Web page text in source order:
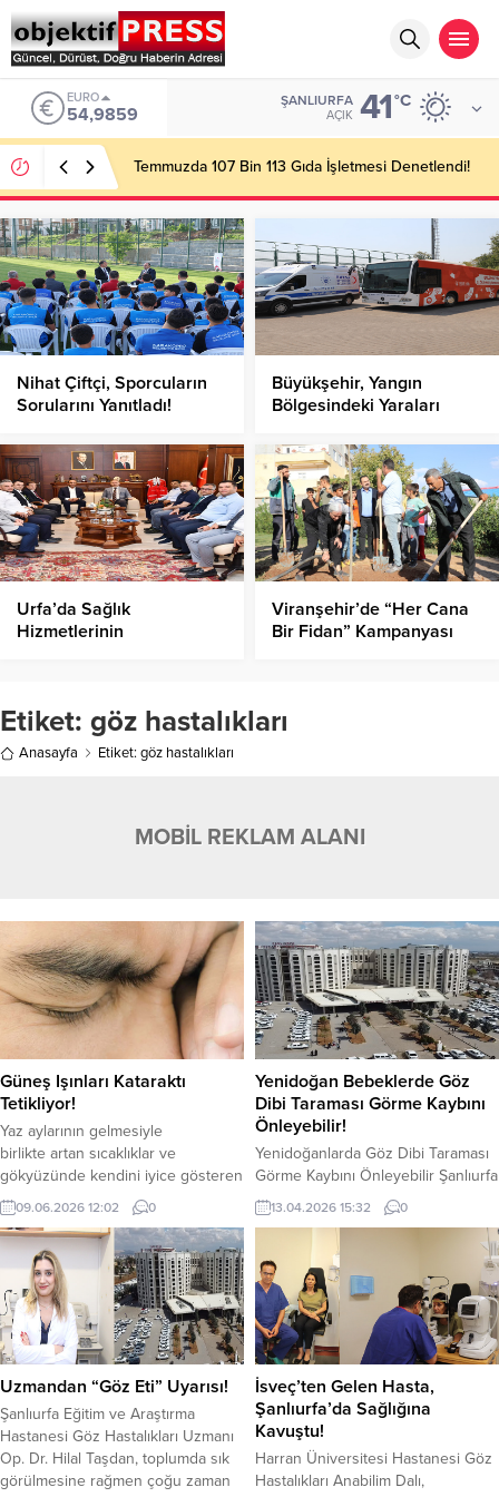
ALTIN
6.496,95
ŞANLIURFA
AÇIK 41°C
Başkan Gülpınar Kırsaldaki Yol Çalışmalarını
İnceledi!
Nihat Çiftçi, Sporcuların
Sorularını Yanıtladı!
Büyükşehir, Yangın
Bölgesindeki Yaraları
Urfa’da Sağlık
Hizmetlerinin
Viranşehir’de “Her Cana
Bir Fidan” Kampanyası
Etiket: göz hastalıkları
Anasayfa Etiket: göz hastalıkları
MOBİL REKLAM ALANI
Güneş Işınları Kataraktı
Tetikliyor!
Yaz aylarının gelmesiyle
birlikte artan sıcaklıklar ve
gökyüzünde kendini iyice gösteren
güneş, sadece cildimizi değil göz
sağlığımızı da yakından tehdit
ediyor. Göz Vakfı Beria
Turaç İdealtepe Göz Merkezi Göz
Hastalıkları Uzmanı Op. Dr. İbrahim
Sayın, özellikle yoğun ultraviyole
(UV) ışınlarının göz merceğinde
kalıcı hasarlara yol açarak katarakt
oluşumunu hızlandırdığı
konusunda uyarılarda bulundu.
Güneş ışığı ve yüksek...
09.06.2026 12:02 0
Yenidoğan Bebeklerde Göz
Dibi Taraması Görme Kaybını
Önleyebilir!
Yenidoğanlarda Göz Dibi Taraması
Görme Kaybını Önleyebilir Şanlıurfa
Eğitim ve Araştırma Hastanesi Göz
Hastalıkları Uzmanı Op. Dr. Hilal
yapılan göz dibi taramasının
önemine dikkat çekerek, erken
tanının kalıcı görme kayıplarını
önlemede hayati rol oynadığını
vurguladı. Op. Dr. Taşdan,
yenidoğan döneminde bebeklerin
gözlerinin dışarıdan sağlıklı
görünebileceğini ancak retina...
13.04.2026 15:32 0
Uzmandan “Göz Eti” Uyarısı!
Şanlıurfa Eğitim ve Araştırma
Hastanesi Göz Hastalıkları Uzmanı
Op. Dr. Hilal Taşdan, toplumda sık
görülmesine rağmen çoğu zaman
İsveç’ten Gelen Hasta,
Şanlıurfa’da Sağlığına
Kavuştu!
Harran Üniversitesi Hastanesi Göz
Hastalıkları Anabilim Dalı,